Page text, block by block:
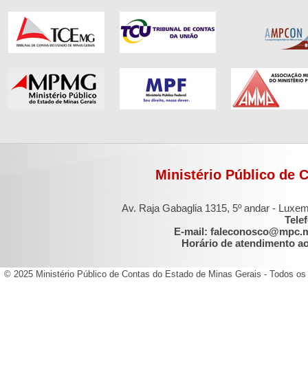
Ministério Público de
Av. Raja Gabaglia 1315, 5º andar -
E-mail:
Horário de atendimento
© 2025 Ministério Público de Contas do Estado de Minas Gerais - Todos